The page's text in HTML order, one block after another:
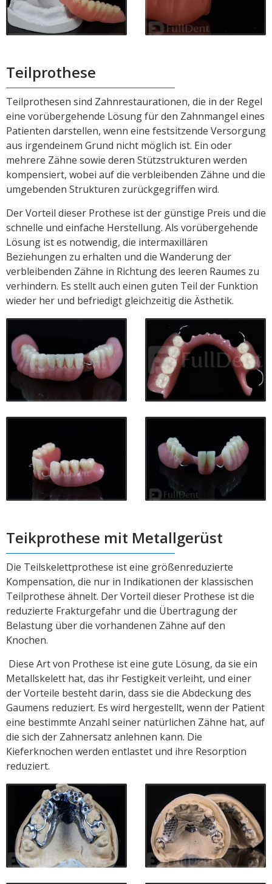
Teilprothese
Teilprothesen sind Zahnrestaurationen, die in der Regel
eine vorübergehende Lösung für den Zahnmangel eines
Patienten darstellen, wenn eine festsitzende Versorgung
aus irgendeinem Grund nicht möglich ist. Ein oder
mehrere Zähne sowie deren Stützstrukturen werden
kompensiert, wobei auf die verbleibenden Zähne und die
umgebenden Strukturen zurückgegriffen wird.
Der Vorteil dieser Prothese ist der günstige Preis und die
schnelle und einfache Herstellung. Als vorübergehende
Lösung ist es notwendig, die intermaxillären
Beziehungen zu erhalten und die Wanderung der
verbleibenden Zähne in Richtung des leeren Raumes zu
verhindern. Es stellt auch einen guten Teil der Funktion
wieder her und befriedigt gleichzeitig die Ästhetik.
Teikprothese mit Metallgerüst
Die Teilskelettprothese ist eine größenreduzierte
Kompensation, die nur in Indikationen der klassischen
Teilprothese ähnelt. Der Vorteil dieser Prothese ist die
reduzierte Frakturgefahr und die Übertragung der
Belastung über die vorhandenen Zähne auf den
Knochen.
Diese Art von Prothese ist eine gute Lösung, da sie ein
Metallskelett hat, das ihr Festigkeit verleiht, und einer
der Vorteile besteht darin, dass sie die Abdeckung des
Gaumens reduziert. Es wird hergestellt, wenn der Patient
eine bestimmte Anzahl seiner natürlichen Zähne hat, auf
die sich der Zahnersatz anlehnen kann. Die
Kieferknochen werden entlastet und ihre Resorption
reduziert.